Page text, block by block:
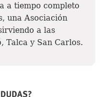
a tiempo completo
una Asociación
a las
Talca y San Carlos.